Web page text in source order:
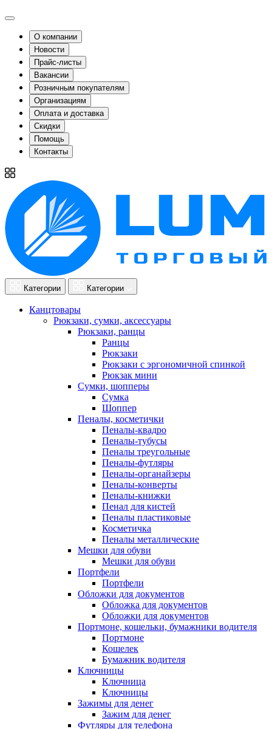
О компании
Новости
Прайс-листы
Вакансии
Розничным покупателям
Организациям
Оплата и доставка
Скидки
Помощь
Контакты
Категории Категории
Канцтовары
Рюкзаки, сумки, аксессуары
Рюкзаки, ранцы
Ранцы
Рюкзаки
Рюкзаки с эргономичной спинкой
Рюкзак мини
Сумки, шопперы
Сумка
Шоппер
Пеналы, косметички
Пеналы-квадро
Пеналы-тубусы
Пеналы треугольные
Пеналы-футляры
Пеналы-органайзеры
Пеналы-конверты
Пеналы-книжки
Пенал для кистей
Пеналы пластиковые
Косметичка
Пеналы металлические
Мешки для обуви
Мешки для обуви
Портфели
Портфели
Обложки для документов
Обложка для документов
Обложки для документов
Портмоне, кошельки, бумажники водителя
Портмоне
Кошелек
Бумажник водителя
Ключницы
Ключница
Ключницы
Зажимы для денег
Зажим для денег
Футляры для телефона